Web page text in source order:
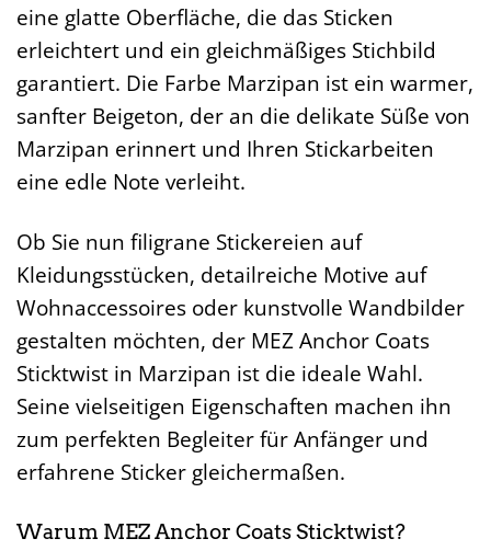
eine glatte Oberfläche, die das Sticken
erleichtert und ein gleichmäßiges Stichbild
garantiert. Die Farbe Marzipan ist ein warmer,
sanfter Beigeton, der an die delikate Süße von
Marzipan erinnert und Ihren Stickarbeiten
eine edle Note verleiht.
Ob Sie nun filigrane Stickereien auf
Kleidungsstücken, detailreiche Motive auf
Wohnaccessoires oder kunstvolle Wandbilder
gestalten möchten, der MEZ Anchor Coats
Sticktwist in Marzipan ist die ideale Wahl.
Seine vielseitigen Eigenschaften machen ihn
zum perfekten Begleiter für Anfänger und
erfahrene Sticker gleichermaßen.
Warum MEZ Anchor Coats Sticktwist?